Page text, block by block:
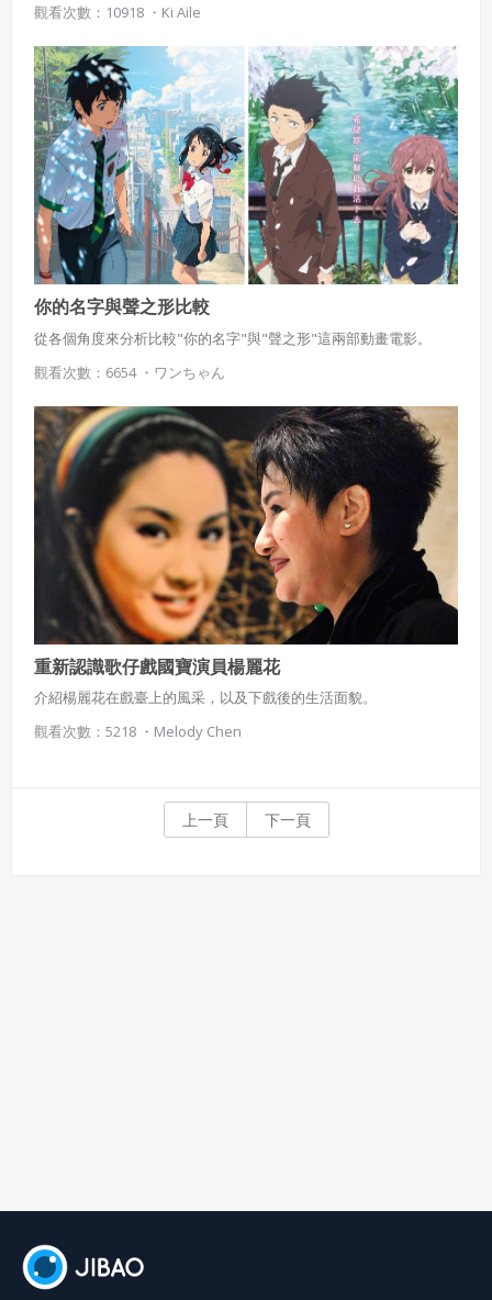
之後開拓了各種曲風如迷幻搖滾、流行搖滾、古典音樂的融合等。
觀看次數：10918 ・ Ki Aile
你的名字與聲之形比較
從各個角度來分析比較"你的名字"與"聲之形"這兩部動畫電影。
觀看次數：6654 ・ ワンちゃん
重新認識歌仔戲國寶演員楊麗花
介紹楊麗花在戲臺上的風采，以及下戲後的生活面貌。
觀看次數：5218 ・ Melody Chen
上一頁 下一頁